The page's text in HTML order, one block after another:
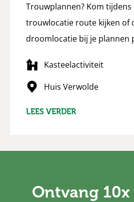
Trouwplannen? Kom tijdens
trouwlocatie route kijken of
droomlocatie bij je plannen
Kasteelactiviteit
Huis Verwolde
LEES VERDER
Ontvang